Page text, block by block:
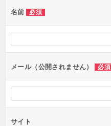
名前 必須
メール（公開されません） 必須
サイト